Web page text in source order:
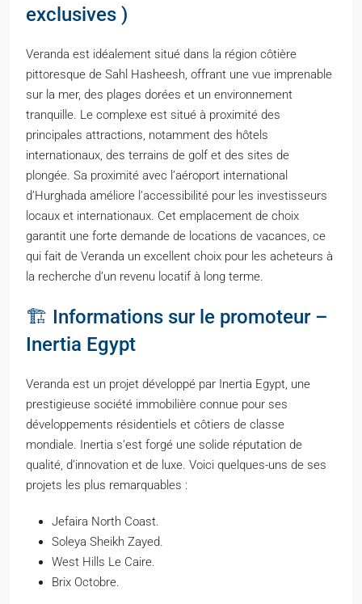
exclusives )
Veranda est idéalement situé dans la région côtière
pittoresque de Sahl Hasheesh, offrant une vue imprenable
sur la mer, des plages dorées et un environnement
tranquille. Le complexe est situé à proximité des
principales attractions, notamment des hôtels
internationaux, des terrains de golf et des sites de
plongée. Sa proximité avec l’aéroport international
d’Hurghada améliore l’accessibilité pour les investisseurs
locaux et internationaux. Cet emplacement de choix
garantit une forte demande de locations de vacances, ce
qui fait de Veranda un excellent choix pour les acheteurs à
la recherche d’un revenu locatif à long terme.
🏗️ Informations sur le promoteur –
Inertia Egypt
Veranda est un projet développé par Inertia Egypt, une
prestigieuse société immobilière connue pour ses
développements résidentiels et côtiers de classe
mondiale. Inertia s’est forgé une solide réputation de
qualité, d’innovation et de luxe. Voici quelques-uns de ses
projets les plus remarquables :
Jefaira North Coast.
Soleya Sheikh Zayed.
West Hills Le Caire.
Brix Octobre.